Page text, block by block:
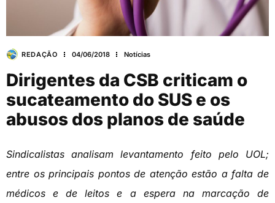
REDAÇÃO 04/06/2018 Notícias
Dirigentes da CSB criticam o
sucateamento do SUS e os
abusos dos planos de saúde
Sindicalistas analisam levantamento feito pelo UOL;
entre os principais pontos de atenção estão a falta de
médicos e de leitos e a espera na marcação de